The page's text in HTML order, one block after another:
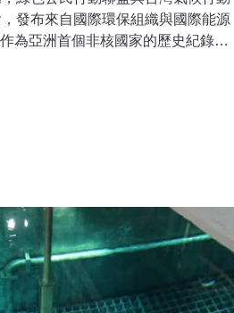
發布來自國際環保組織與國際能源
為亞洲首個非核國家的歷史紀錄，
勢嗎？核能諮詢小組（Nuclear
Paul Dorfman）指出，2024年全球
展研究所（RIFS）榮譽科學總監瑞